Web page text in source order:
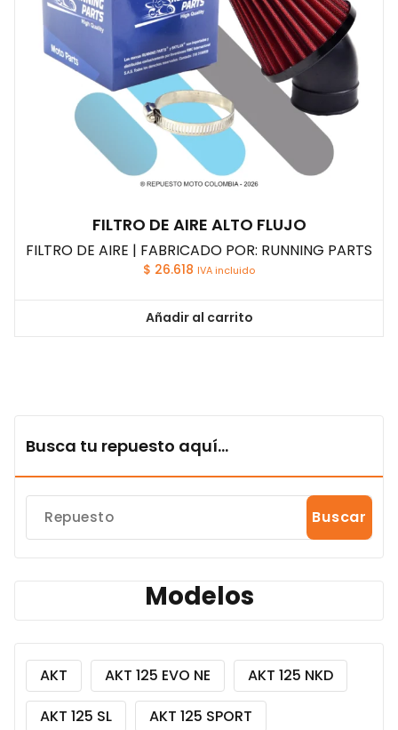
FILTRO DE AIRE ALTO FLUJO
FILTRO DE AIRE | FABRICADO POR: RUNNING PARTS
$ 26.618 IVA incluido
Añadir al carrito
Busca tu repuesto aquí...
Buscar
Modelos
AKT AKT 125 EVO NE
AKT 125 NKD
AKT 125 SL
AKT 125 SPORT